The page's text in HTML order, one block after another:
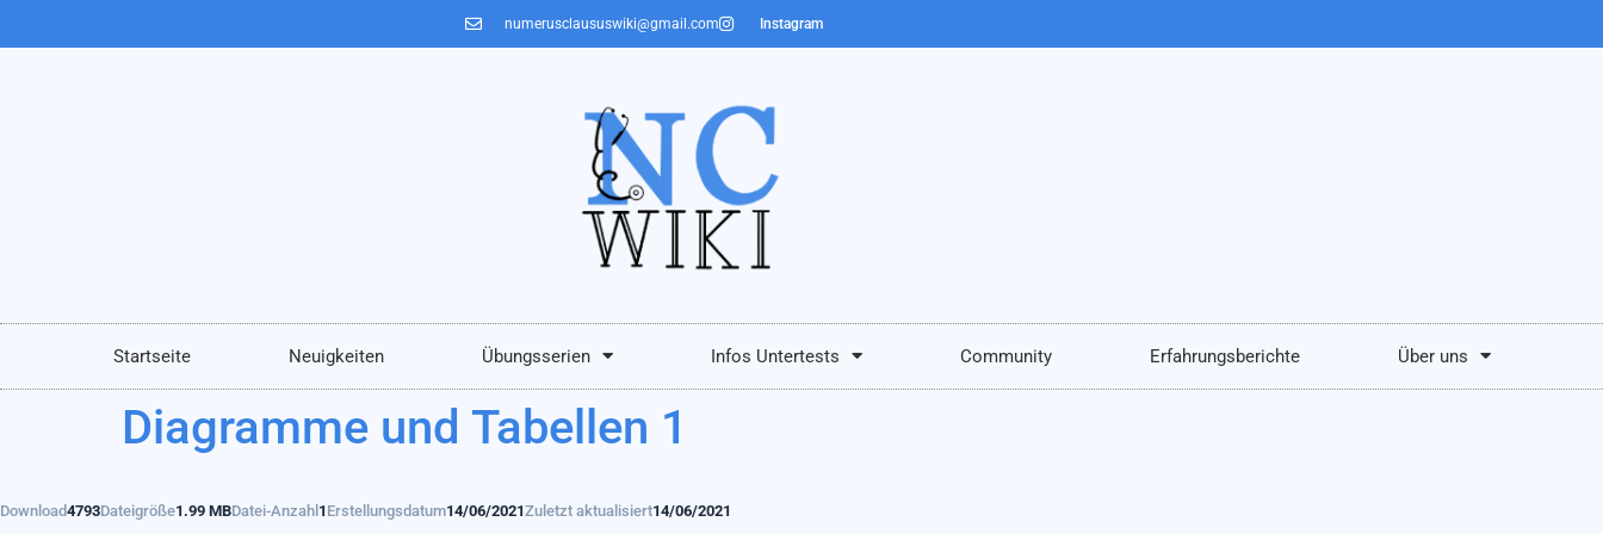
numerusclaususwiki@gmail.com Instagram
Startseite Neuigkeiten Übungsserien Infos Untertests Community Erfahrungsberichte Über uns
Diagramme und Tabellen 1
Download4793Dateigröße1.99 MBDatei-Anzahl 1 Erstellungsdatum14/06/2021Zuletzt aktualisiert14/06/2021